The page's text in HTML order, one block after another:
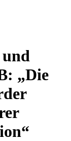
„Die